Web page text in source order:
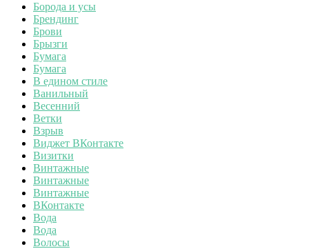
Борода и усы
Брендинг
Брови
Брызги
Бумага
Бумага
В едином стиле
Ванильный
Весенний
Ветки
Взрыв
Виджет ВКонтакте
Визитки
Винтажные
Винтажные
Винтажные
ВКонтакте
Вода
Вода
Волосы